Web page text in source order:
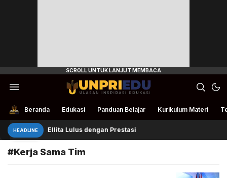
UnpriEdu
Ulasan Inspirasi Edukasi
Beranda Edukasi Panduan Belajar Kurikulum Materi
HEADLINE Ellita Lulus dengan Prestasi
#Kerja Sama Tim